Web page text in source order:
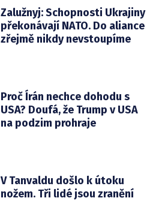
Zalužnyj: Schopnosti Ukrajiny
překonávají NATO. Do aliance
zřejmě nikdy nevstoupíme
Proč Írán nechce dohodu s
USA? Doufá, že Trump v USA
na podzim prohraje
V Tanvaldu došlo k útoku
nožem. Tři lidé jsou zranění